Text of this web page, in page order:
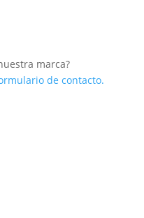
marca?
de contacto.